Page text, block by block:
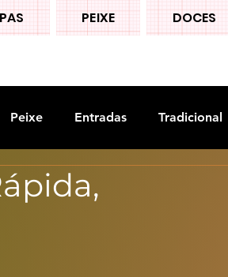
PEIXE DOCES
Peixe Entradas Tradicional